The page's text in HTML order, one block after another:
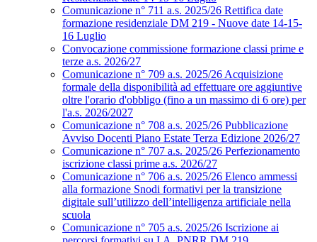
Comunicazione n° 711 a.s. 2025/26 Rettifica date
formazione residenziale DM 219 - Nuove date 14-15-
16 Luglio
Convocazione commissione formazione classi prime e
terze a.s. 2026/27
Comunicazione n° 709 a.s. 2025/26 Acquisizione
formale della disponibilità ad effettuare ore aggiuntive
oltre l'orario d'obbligo (fino a un massimo di 6 ore) per
l'a.s. 2026/2027
Comunicazione n° 708 a.s. 2025/26 Pubblicazione
Avviso Docenti Piano Estate Terza Edizione 2026/27
Comunicazione n° 707 a.s. 2025/26 Perfezionamento
iscrizione classi prime a.s. 2026/27
Comunicazione n° 706 a.s. 2025/26 Elenco ammessi
alla formazione Snodi formativi per la transizione
digitale sull’utilizzo dell’intelligenza artificiale nella
scuola
Comunicazione n° 705 a.s. 2025/26 Iscrizione ai